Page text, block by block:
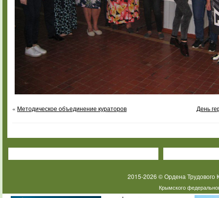
« Методическое объединение кураторов День
2015-2026 © Ордена
Крымского